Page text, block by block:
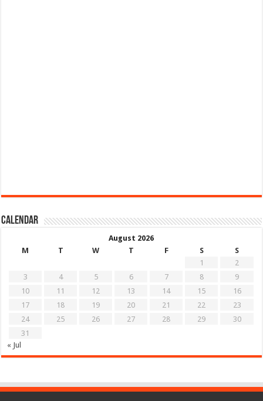
Calendar
August 2026
M
T W T F S
S
1
2
3
4 5 6 7 8
9
10
11 12 13 14 15
16
17
18 19 20 21 22
23
24
25 26 27 28 29
30
31
« Jul